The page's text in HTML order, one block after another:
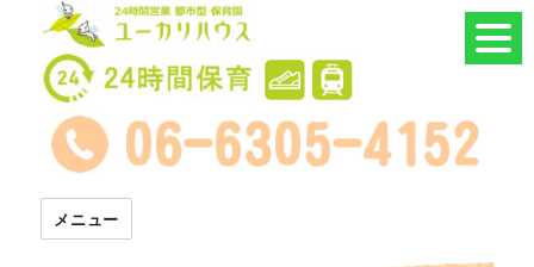
24時間託児所 ユーカリハウス
メニュー